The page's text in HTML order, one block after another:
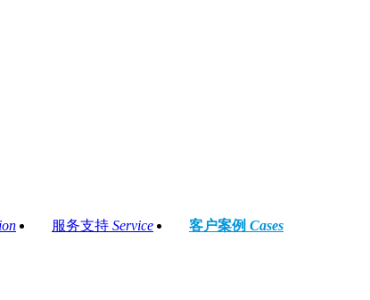
服务支持 Service 客户案例 Cases